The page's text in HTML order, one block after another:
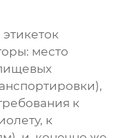
место
к
к